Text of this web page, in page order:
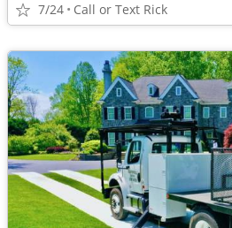
7/24 Call or Text Rick